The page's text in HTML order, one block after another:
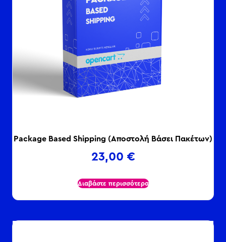
Package Based Shipping (Αποστολή Βάσει Πακέτων)
23,00 €
Διαβάστε περισσότερα